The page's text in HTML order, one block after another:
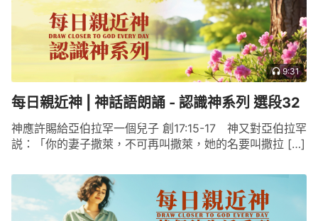
9:31
每日親近神 | 神話語朗誦 - 認識神系列 選段32
神應許賜給亞伯拉罕一個兒子 創17:15-17 神又對亞伯拉罕
説：「你的妻子撒萊，不可再叫撒萊，她的名要叫撒拉 […]